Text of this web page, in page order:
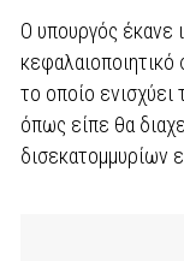
Ο υπουργός έκανε
το οποίο ενισχύει
όπως είπε θα
δισεκατομμυρίων